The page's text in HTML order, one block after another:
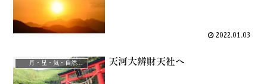
2022.01.03
月・星・気・自然治癒力 天河大辨財天社へ